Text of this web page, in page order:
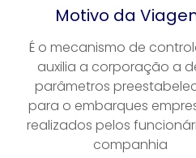
Motivo da
É o mecanismo de
auxilia a corporação a
parâmetros
para o embarques
realizados pelos
companhia